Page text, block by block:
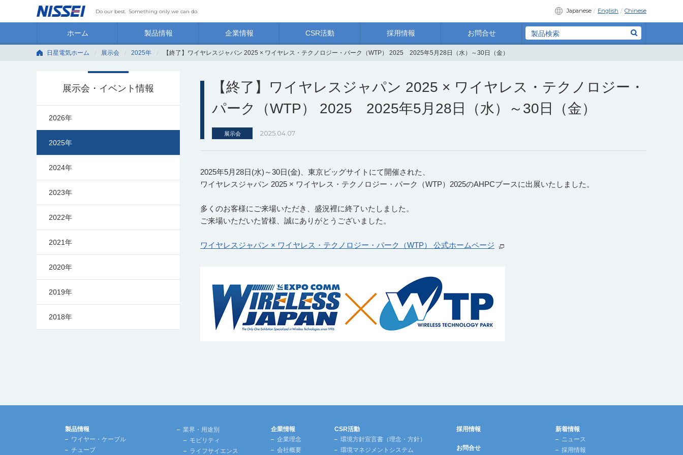
Do our best. Something only we can do. Japanese English Chinese
ホーム 製品情報 企業情報 CSR活動 採用情報 お問合せ
日星電気ホーム 展示会 2025年 【終了】ワイヤレスジャパン 2025 × ワイヤレス・テクノロジー・パーク（WTP） 2025 2025年5月28日（水）～30日（金）
【終了】ワイヤレスジャパン 2025 × ワイヤレス・テクノロジー・
パーク（WTP） 2025 2025年5月28日（水）～30日（金）
展示会 2025.04.07
2025年5月28日(水)～30日(金)、東京ビッグサイトにて開催された、
ワイヤレスジャパン 2025 × ワイヤレス・テクノロジー・パーク（WTP）2025のAHPCブースに出展いたしました。
多くのお客様にご来場いただき、盛況裡に終了いたしました。
ご来場いただいた皆様、誠にありがとうございました。
ワイヤレスジャパン × ワイヤレス・テクノロジー・パーク（WTP） 公式ホームページ
展示会・イベント情報
2026年
2025年
2024年
2023年
2022年
2021年
2020年
2019年
2018年
製品情報
ワイヤー・ケーブル
チューブ
業界・用途別
モビリティ
ライフサイエンス
企業情報
企業理念
会社概要
CSR活動
環境方針宣言書（理念・方針）
環境マネジメントシステム
採用情報
お問合せ
新着情報
ニュース
採用情報